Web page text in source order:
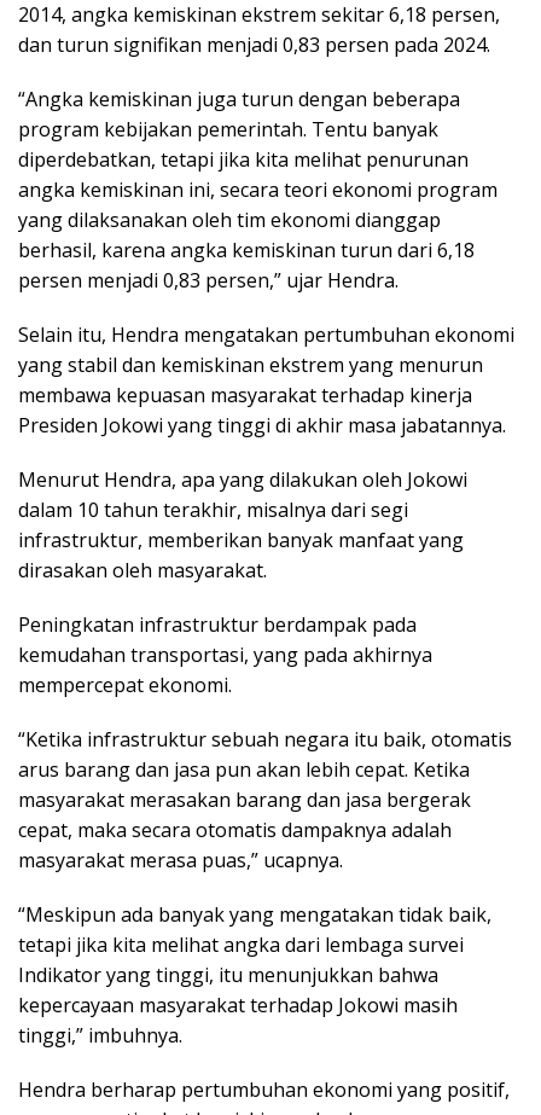
2014, angka kemiskinan ekstrem sekitar 6,18 persen,
dan turun signifikan menjadi 0,83 persen pada 2024.
“Angka kemiskinan juga turun dengan beberapa
program kebijakan pemerintah. Tentu banyak
diperdebatkan, tetapi jika kita melihat penurunan
angka kemiskinan ini, secara teori ekonomi program
yang dilaksanakan oleh tim ekonomi dianggap
berhasil, karena angka kemiskinan turun dari 6,18
persen menjadi 0,83 persen,” ujar Hendra.
Selain itu, Hendra mengatakan pertumbuhan ekonomi
yang stabil dan kemiskinan ekstrem yang menurun
membawa kepuasan masyarakat terhadap kinerja
Presiden Jokowi yang tinggi di akhir masa jabatannya.
Menurut Hendra, apa yang dilakukan oleh Jokowi
dalam 10 tahun terakhir, misalnya dari segi
infrastruktur, memberikan banyak manfaat yang
dirasakan oleh masyarakat.
Peningkatan infrastruktur berdampak pada
kemudahan transportasi, yang pada akhirnya
mempercepat ekonomi.
“Ketika infrastruktur sebuah negara itu baik, otomatis
arus barang dan jasa pun akan lebih cepat. Ketika
masyarakat merasakan barang dan jasa bergerak
cepat, maka secara otomatis dampaknya adalah
masyarakat merasa puas,” ucapnya.
“Meskipun ada banyak yang mengatakan tidak baik,
tetapi jika kita melihat angka dari lembaga survei
Indikator yang tinggi, itu menunjukkan bahwa
kepercayaan masyarakat terhadap Jokowi masih
tinggi,” imbuhnya.
Hendra berharap pertumbuhan ekonomi yang positif,